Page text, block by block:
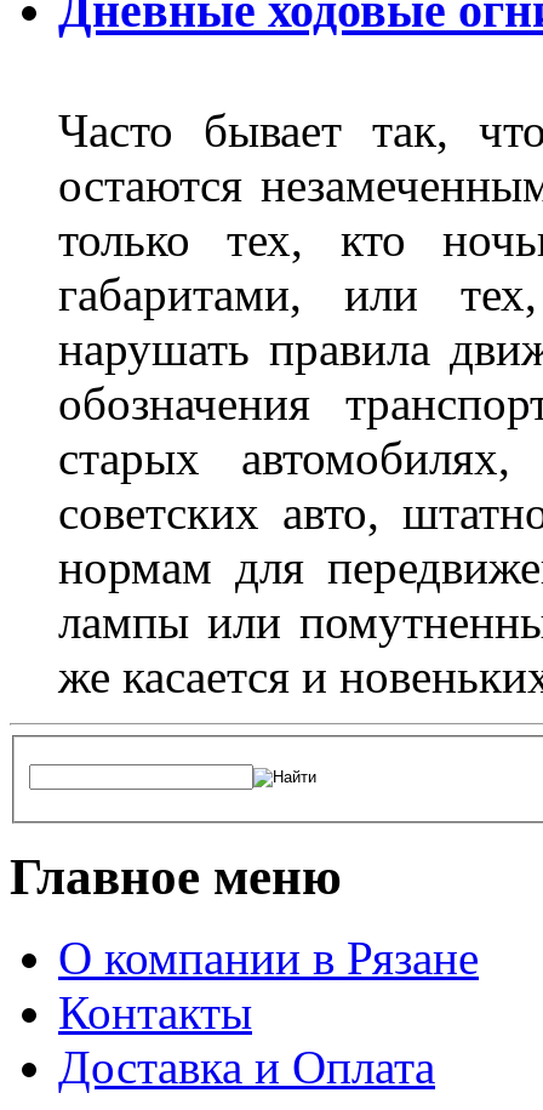
Часто бывает так,
остаются
только тех, кто
габаритами, или
нарушать правила
обозначения
старых
советских авто,
нормам для
лампы или
же касается и
Главное меню
О компании в Рязане
Контакты
Доставка и Оплата